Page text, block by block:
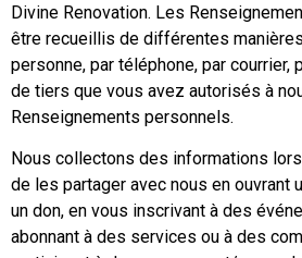
Divine Renovation. Les
être recueillis de différentes
personne, par téléphone, par courrier,
de tiers que vous avez autorisés à
Renseignements personnels.
Nous collectons des informations
de les partager avec nous en ouvrant
un don, en vous inscrivant à des
abonnant à des services ou à des